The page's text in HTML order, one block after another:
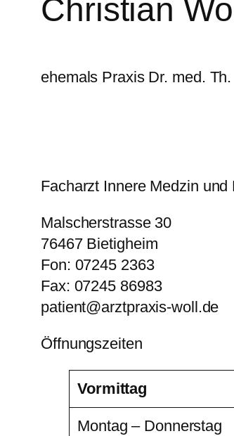
Christian Woll
ehemals Praxis Dr. med. Th.
Facharzt Innere Medzin und
Malscherstrasse 30
76467 Bietigheim
Fon: 07245 2363
Fax: 07245 86983
patient@arztpraxis-woll.de
Öffnungszeiten
Vormittag
Montag – Donnerstag